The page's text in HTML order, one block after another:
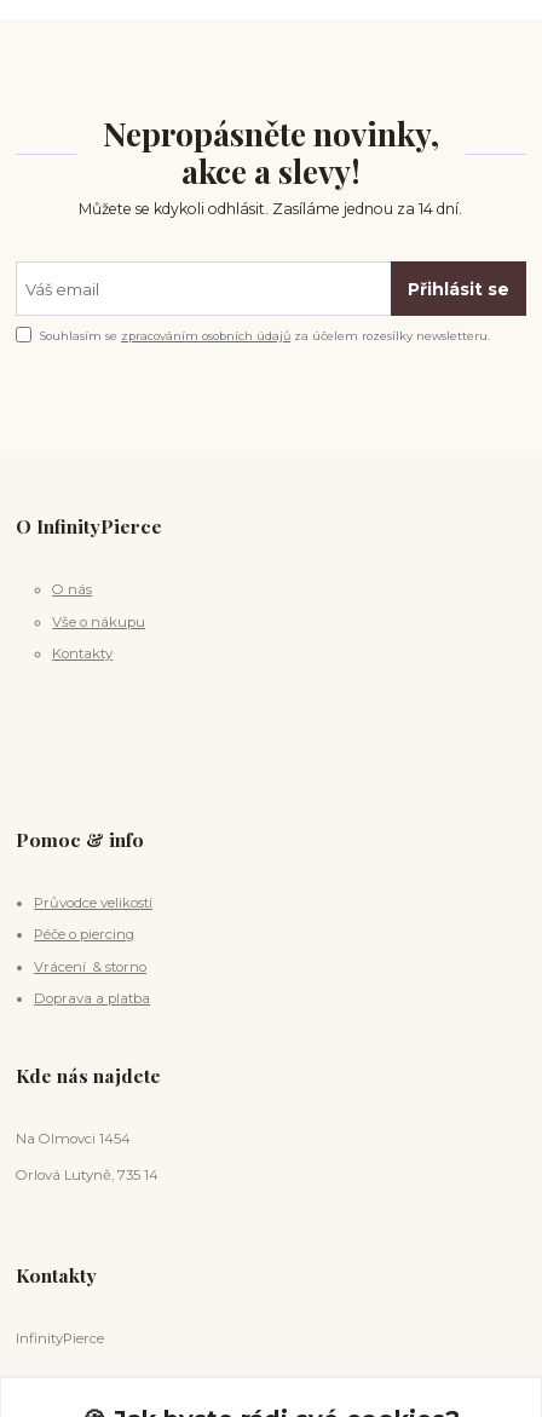
Nepropásněte novinky,
akce a slevy!
Můžete se kdykoli odhlásit. Zasíláme jednou za 14 dní.
Přihlásit se
Souhlasím se zpracováním osobních údajů za účelem rozesílky newsletteru.
O InfinityPierce
O nás
Vše o nákupu
Kontakty
Pomoc & info
Průvodce velikostí
Péče o piercing
Vrácení & storno
Doprava a platba
Kde nás najdete
Na Olmovci 1454
Orlová Lutyně, 735 14
Kontakty
InfinityPierce
+420 731 681 038